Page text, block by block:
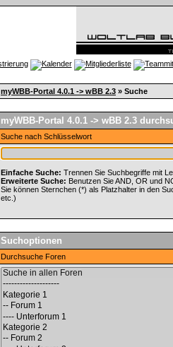
myWBB-Portal 4.0.1 -> wBB 2.3 » Suche
myWBB-Portal 4.0.1 -> wBB 2.3
Suche nach Schlüsselwort
Einfache Suche: Trennen Sie Suchbegriffe mit
Erweiterte Suche: Benutzen Sie AND, OR und
Sie können Sternchen (*) als Platzhalter in den
etc.)
Suchoptionen
Durchsuche Foren